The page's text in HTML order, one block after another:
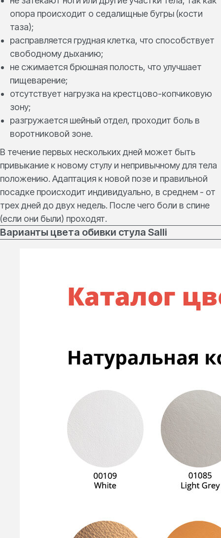
опора происходит о седалищные бугры (кости
таза);
расправляется грудная клетка, что способствует
свободному дыханию;
не сжимается брюшная полость, что улучшает
пищеварение;
отсутствует нагрузка на крестцово-копчиковую
зону;
разгружается шейный отдел, проходит боль в
воротниковой зоне.
В течение первых нескольких дней может быть
привыкание к новому стулу и непривычному для тела
положению. Адаптация к новой позе и правильной
посадке происходит индивидуально, в среднем - от
трех дней до двух недель. После чего боли в спине
(если они были) проходят.
Варианты цвета обивки стула Salli